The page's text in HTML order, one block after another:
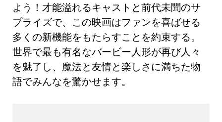
よう！才能溢れるキャストと前代未聞のサ
プライズで、この映画はファンを喜ばせる
多くの新機能をもたらすことを約束する。
世界で最も有名なバービー人形が再び人々
を魅了し、魔法と友情と楽しさに満ちた物
語でみんなを驚かせます。